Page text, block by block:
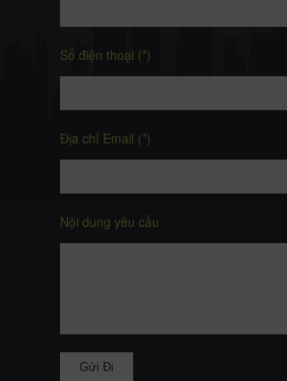
Số điện thoại (*)
Địa chỉ Email (*)
Nội dung yêu cầu